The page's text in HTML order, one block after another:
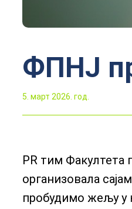
ФПНЈ
5. март 2026. год.
PR тим Факултета
организовала
пробудимо жељу у